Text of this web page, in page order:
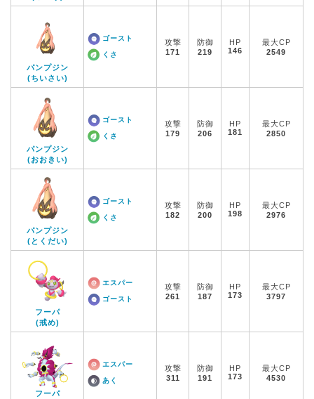
パンプジン
(ちいさい)
ゴースト
くさ
攻撃
171
防御
219
HP
146
最大CP
2549
パンプジン
(おおきい)
ゴースト
くさ
攻撃
179
防御
206
HP
181
最大CP
2850
パンプジン
(とくだい)
ゴースト
くさ
攻撃
182
防御
200
HP
198
最大CP
2976
フーパ
(戒め)
エスパー
ゴースト
攻撃
261
防御
187
HP
173
最大CP
3797
フーパ
エスパー
あく
攻撃
311
防御
191
HP
173
最大CP
4530